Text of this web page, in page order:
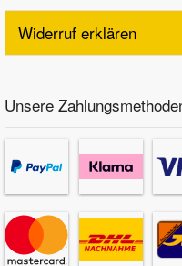
Widerruf erklären
Unsere